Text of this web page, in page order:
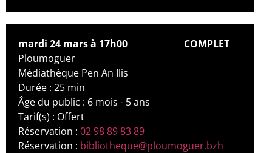
mardi 24 mars à 17h00
COMPLET
Ploumoguer
Médiathèque Pen An Ilis
Durée : 25 min
Âge du public : 6 mois - 5 ans
Tarif(s) : Offert
Réservation : 02 98 89 83 89
Réservation : bibliotheque@ploumoguer.bzh